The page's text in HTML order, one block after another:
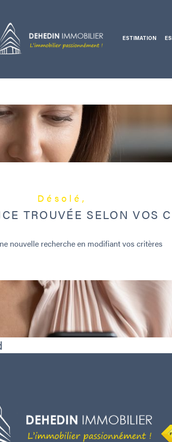
Ventes professionnelles
ESTIMATION
LOYER
Voir les0annonces
Désolé,
TROUVÉE SELON VOS
nouvelle recherche en modifiant vos critères